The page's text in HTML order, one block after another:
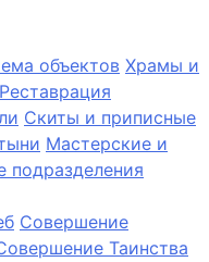
объектов Храмы и
Реставрация
Скиты и приписные
Мастерские и
подразделения
Совершение
Таинства